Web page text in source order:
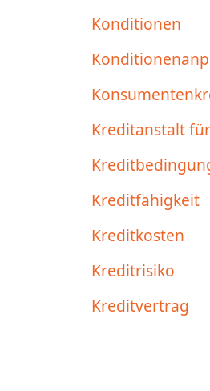
Konditionen
Kreditanstalt
Kreditfähigkeit
Kreditkosten
Kreditrisiko
Kreditvertrag